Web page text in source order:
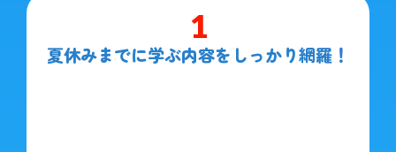
1
夏休みまでに学ぶ内容をしっかり網羅！